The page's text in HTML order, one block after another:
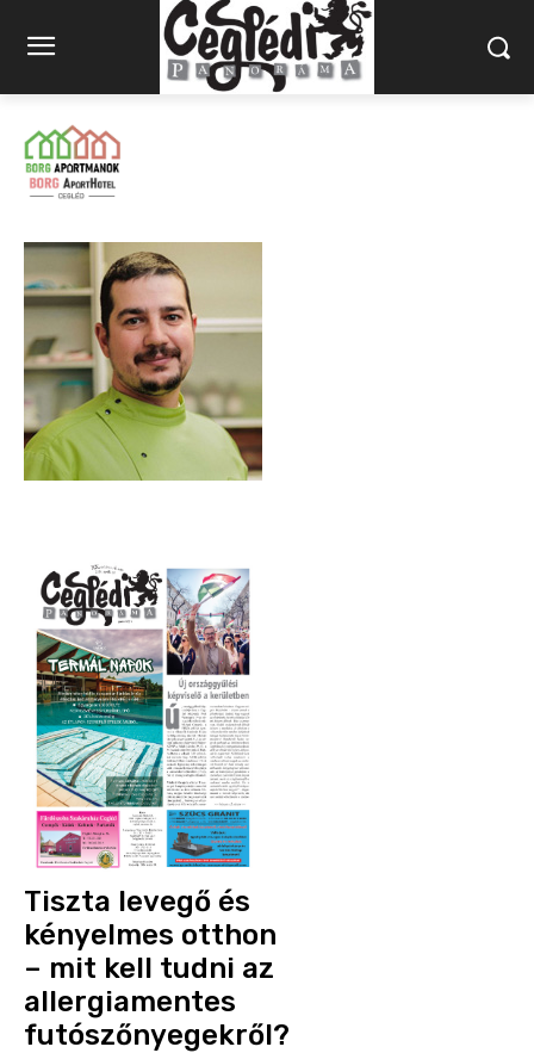
Tiszta levegő és
kényelmes otthon
– mit kell tudni az
allergiamentes
futószőnyegekről?